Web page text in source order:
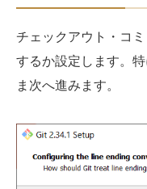
チェックアウト・コ
するか設定します。
ま次へ進みます。